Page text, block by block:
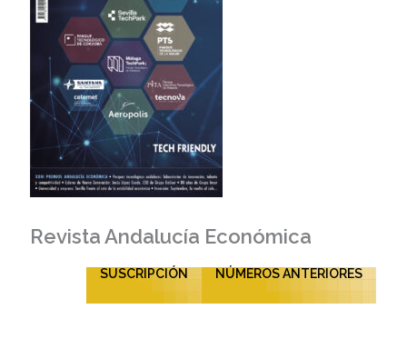
Revista Andalucía Económica
SUSCRIPCIÓN NÚMEROS ANTERIORES